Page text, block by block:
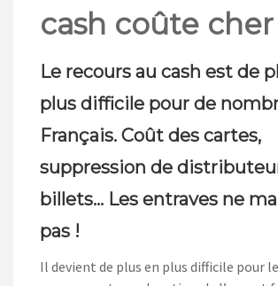
cash coûte cher
Le recours au cash est de
plus difficile pour de
Français. Coût des cartes,
suppression de
billets… Les entraves ne
pas !
Il devient de plus en plus difficile pour